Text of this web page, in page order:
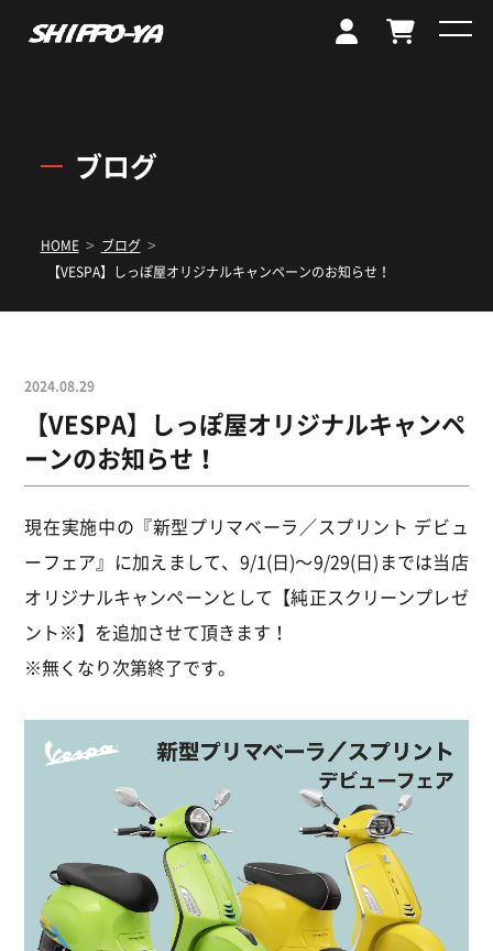
ブログ
HOME > ブログ >
【VESPA】しっぽ屋オリジナルキャンペーンのお知らせ！
2024.08.29
【VESPA】しっぽ屋オリジナルキャンペ
ーンのお知らせ！
現在実施中の『新型プリマベーラ／スプリント デビュ
ーフェア』に加えまして、9/1(日)～9/29(日)までは当店
オリジナルキャンペーンとして【純正スクリーンプレゼ
ント※】を追加させて頂きます！
※無くなり次第終了です。